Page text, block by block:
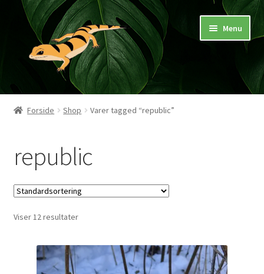
Spring
navigation
Spring
indhold
Menu
Hjem
Mærker
Pasningsvejledninger
Forside Shop Varer tagged “republic”
republic
Viser 12 resultater